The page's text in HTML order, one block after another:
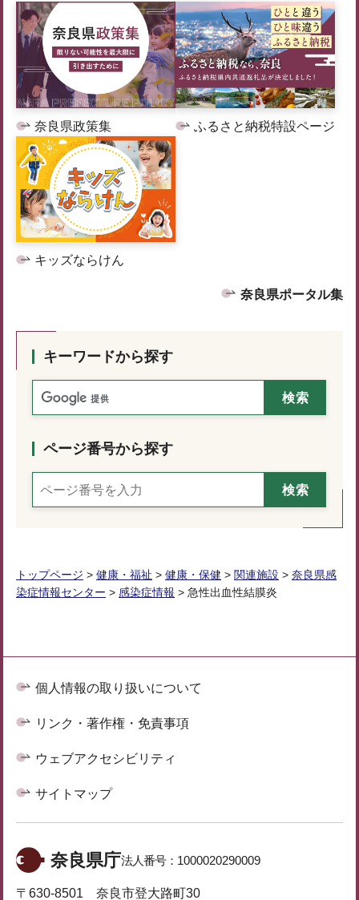
奈良県政策集 ふるさと納税特設ページ
キッズならけん
奈良県ポータル集
キーワードから探す
ページ番号から探す
トップページ > 健康・福祉 > 健康・保健 > 関連施設 > 奈良県感
染症情報センター > 感染症情報 > 急性出血性結膜炎
個人情報の取り扱いについて
リンク・著作権・免責事項
ウェブアクセシビリティ
サイトマップ
奈良県庁法人番号： 1000020290009
〒630-8501 奈良市登大路町30